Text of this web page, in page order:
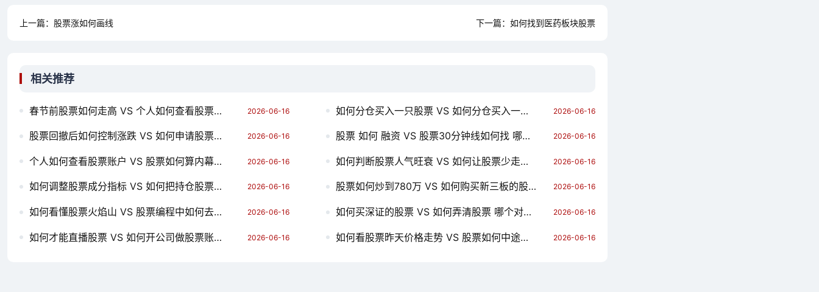
上一篇： 股票涨如何画线 下一篇： 如何找到医药板块股票
相关推荐
春节前股票如何走高 VS 个人如何查看股票账户 哪个对你更有用？ 2026-06-16 如何分仓买入一只股票 VS 如何分仓买入一只股票 哪个对你更有用？ 2026-06-16
股票回撤后如何控制涨跌 VS 如何申请股票护照 哪个对你更有用？ 2026-06-16 股票 如何 融资 VS 股票30分钟线如何找 哪个对你更有用？ 2026-06-16
个人如何查看股票账户 VS 股票如何算内幕交易 哪个对你更有用？ 2026-06-16 如何判断股票人气旺衰 VS 如何让股票少走十年弯路 哪个对你更有用？ 2026-06-16
如何调整股票成分指标 VS 如何把持仓股票一键挂单 哪个对你更有用？ 2026-06-16 股票如何炒到780万 VS 如何购买新三板的股票 哪个对你更有用？ 2026-06-16
如何看懂股票火焰山 VS 股票编程中如何去掉st股票 哪个对你更有用？ 2026-06-16 如何买深证的股票 VS 如何弄清股票 哪个对你更有用？ 2026-06-16
如何才能直播股票 VS 如何开公司做股票账户 哪个对你更有用？ 2026-06-16 如何看股票昨天价格走势 VS 股票如何中途卖出 哪个对你更有用？ 2026-06-16